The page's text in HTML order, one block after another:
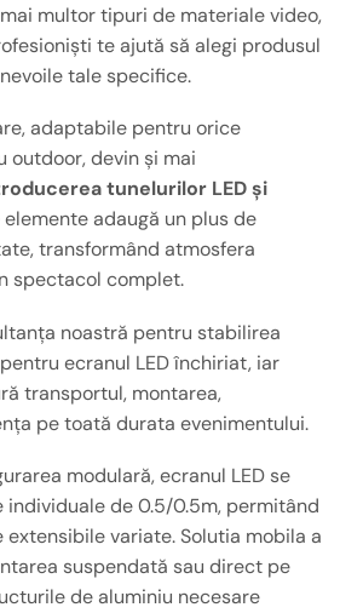
multor tipuri de materiale video,
te ajută să alegi produsul
tale specifice.
adaptabile pentru orice
outdoor, devin și mai
tunelurilor LED și
adaugă un plus de
transformând atmosfera
spectacol complet.
noastră pentru stabilirea
ecranul LED închiriat, iar
transportul, montarea,
pe toată durata evenimentului.
modulară, ecranul LED se
individuale de 0.5/0.5m, permitând
variate. Solutia mobila a
suspendată sau direct pe
de aluminiu necesare